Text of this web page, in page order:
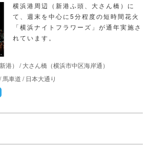
横浜港周辺（新港ふ頭、大さん橋）に
て、週末を中心に5分程度の短時間花火
「横浜ナイトフラワーズ」が通年実施さ
れています。
港） /大さん橋（横浜市中区海岸通）
/馬車道 / 日本大通り